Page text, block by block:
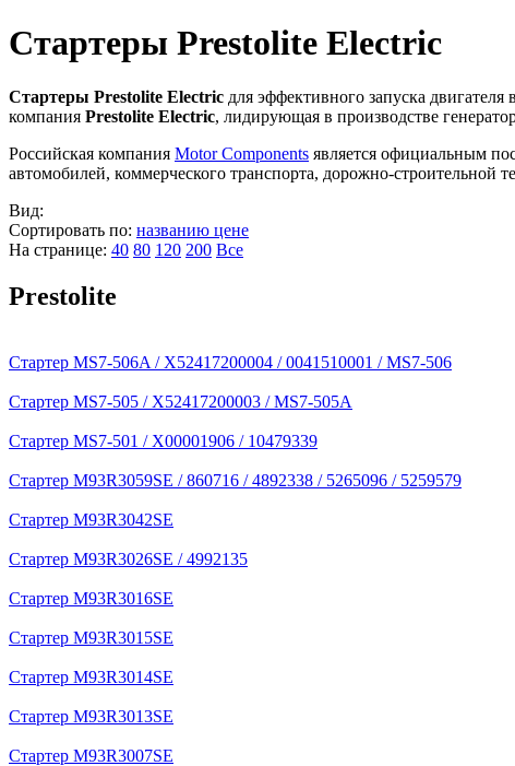
Стартеры Prestolite Electric
Стартеры Prestolite Electric для эффективного запуска
компания Prestolite Electric, лидирующая в производстве
Российская компания Motor Components является официальным
автомобилей, коммерческого транспорта, дорожно-строительной
Вид:
Сортировать по: названию цене
На странице: 40 80 120 200 Все
Prestolite
Стартер MS7-506A / X52417200004 / 0041510001 / MS7-506
Стартер MS7-505 / X52417200003 / MS7-505A
Стартер MS7-501 / X00001906 / 10479339
Стартер M93R3059SE / 860716 / 4892338 / 5265096 / 5259579
Стартер M93R3042SE
Стартер M93R3026SE / 4992135
Стартер M93R3016SE
Стартер M93R3015SE
Стартер M93R3014SE
Стартер M93R3013SE
Стартер M93R3007SE